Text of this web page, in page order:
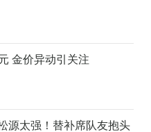
金价异动引关注
源太强！替补席队友抱头